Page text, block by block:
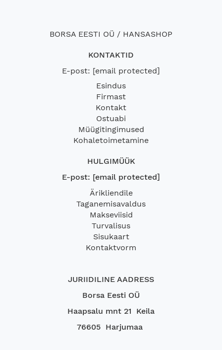
BORSA EESTI OÜ / HANSASHOP
KONTAKTID
E-post: [email protected]
Esindus
Firmast
Kontakt
Ostuabi
Müügitingimused
Kohaletoimetamine
HULGIMÜÜK
E-post: [email protected]
Ärikliendile
Taganemisavaldus
Makseviisid
Turvalisus
Sisukaart
Kontaktvorm
JURIIDILINE AADRESS
Borsa Eesti OÜ
Haapsalu mnt 21 Keila
76605 Harjumaa